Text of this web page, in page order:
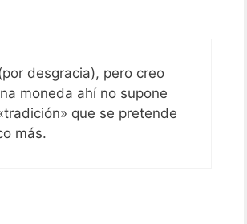
desgracia), pero creo
moneda ahí no supone
que se pretende
más.